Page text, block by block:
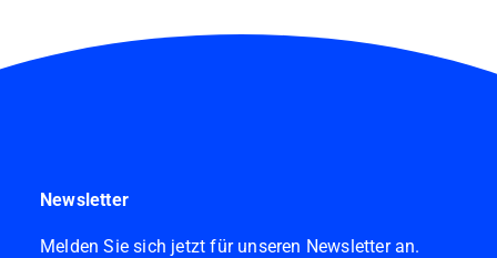
Newsletter
Melden Sie sich jetzt für unseren Newsletter an.